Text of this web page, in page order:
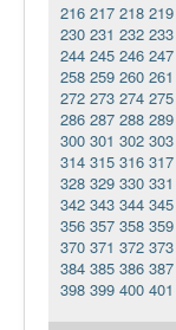
216 217 218 219
230 231 232 233
244 245 246 247
258 259 260 261
272 273 274 275
286 287 288 289
300 301 302 303
314 315 316 317
328 329 330 331
342 343 344 345
356 357 358 359
370 371 372 373
384 385 386 387
398 399 400 401